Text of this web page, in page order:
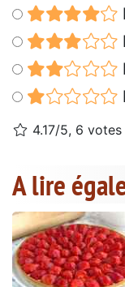
4.17/5, 6 votes
A lire